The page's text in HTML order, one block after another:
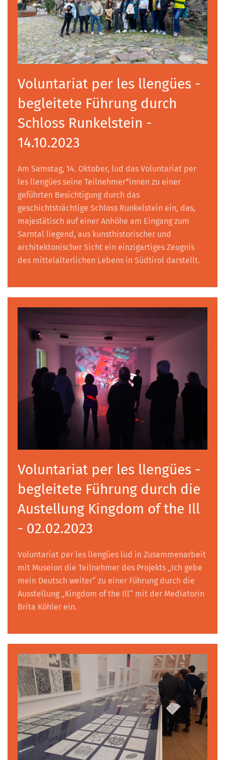
Voluntariat per les llengües -
begleitete Führung durch
Schloss Runkelstein -
14.10.2023
Am Samstag, 14. Oktober, lud das Voluntariat per
les llengües seine Teilnehmer*innen zu einer
geführten Besichtigung durch das
geschichtsträchtige Schloss Runkelstein ein, das,
majestätisch auf einer Anhöhe am Eingang zum
Sarntal liegend, aus kunsthistorischer und
architektonischer Sicht ein einzigartiges Zeugnis
des mittelalterlichen Lebens in Südtirol darstellt.
Voluntariat per les llengües -
begleitete Führung durch die
Austellung Kingdom of the Ill
- 02.02.2023
Voluntariat per les llengües lud in Zusammenarbeit
mit Museion die Teilnehmer des Projekts „Ich gebe
mein Deutsch weiter“ zu einer Führung durch die
Ausstellung „Kingdom of the Ill“ mit der Mediatorin
Brita Köhler ein.